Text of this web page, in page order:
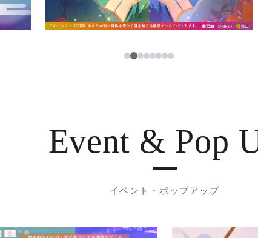
12345678
Event & Pop
イベント・ポップアップ